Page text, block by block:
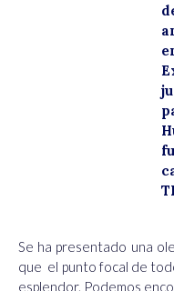
Se ha presentado una
que el punto focal de
esplendor. Podemos